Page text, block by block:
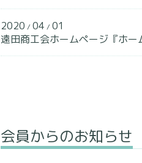
2020 / 04 / 01
遠田商工会ホームページ『ホ
会員からのお知らせ